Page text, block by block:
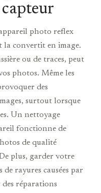
photo reflex
la convertit en image.
ou de traces, peut
photos. Même les
des
surtout lorsque
Un nettoyage
fonctionne de
de qualité
plus, garder votre
rayures causées par
réparations